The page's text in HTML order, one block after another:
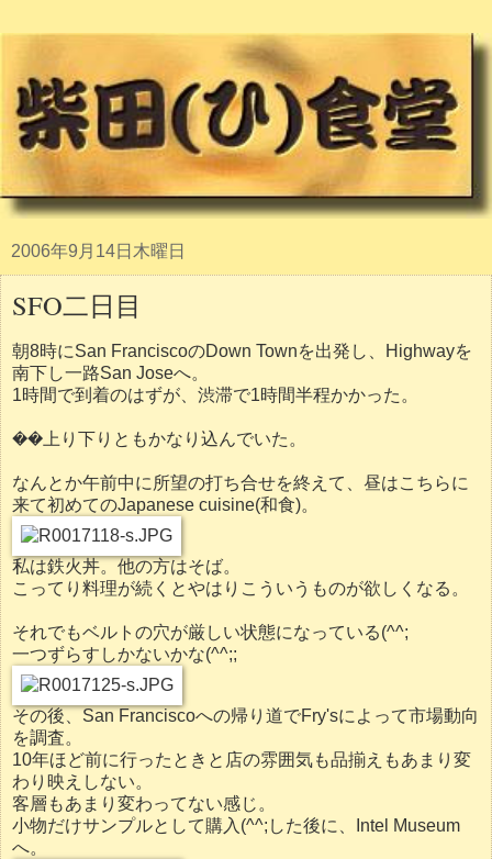
2006年9月14日木曜日
SFO二日目
朝8時にSan FranciscoのDown Townを出発し、Highwayを
南下し一路San Joseへ。
1時間で到着のはずが、渋滞で1時間半程かかった。
��上り下りともかなり込んでいた。
なんとか午前中に所望の打ち合せを終えて、昼はこちらに
来て初めてのJapanese cuisine(和食)。
私は鉄火丼。他の方はそば。
こってり料理が続くとやはりこういうものが欲しくなる。
それでもベルトの穴が厳しい状態になっている(^^;
一つずらすしかないかな(^^;;
その後、San Franciscoへの帰り道でFry'sによって市場動向
を調査。
10年ほど前に行ったときと店の雰囲気も品揃えもあまり変
わり映えしない。
客層もあまり変わってない感じ。
小物だけサンプルとして購入(^^;した後に、Intel Museum
へ。